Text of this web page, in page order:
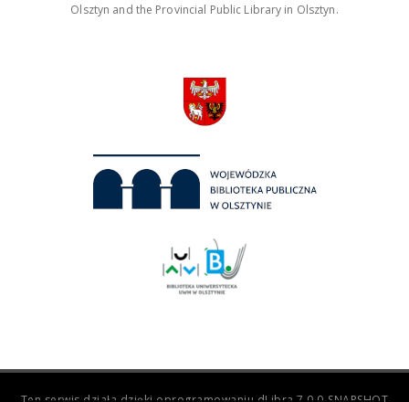
Olsztyn and the Provincial Public Library in Olsztyn.